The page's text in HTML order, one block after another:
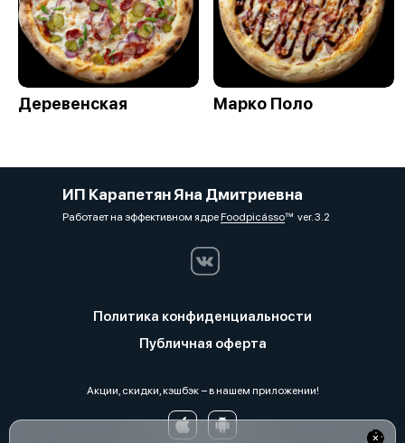
Деревенская Марко Поло
ИП Карапетян Яна Дмитриевна
Работает на эффективном ядреFoodpicássover. 3.2
Политика конфиденциальности
Публичная оферта
Акции, скидки, кэшбэк − в нашем приложении!